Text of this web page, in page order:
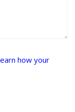
how your